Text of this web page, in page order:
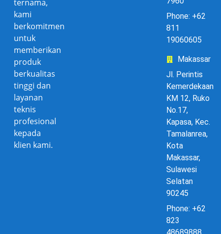
ternama,
kami
berkomitmen
untuk
memberikan
produk
berkualitas
tinggi dan
layanan
teknis
profesional
kepada
klien kami.
Phone: +62
811
19060605
Makassar
Jl. Perintis
Kemerdekaan
KM 12, Ruko
No.17,
Kapasa, Kec.
Tamalanrea,
Kota
Makassar,
Sulawesi
Selatan
90245
Phone: +62
823
48689888